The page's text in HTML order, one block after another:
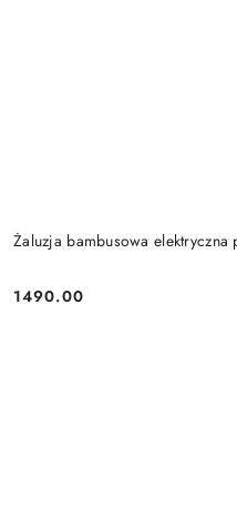
Żaluzja bambusowa elektryczna
Cena:
1490.00